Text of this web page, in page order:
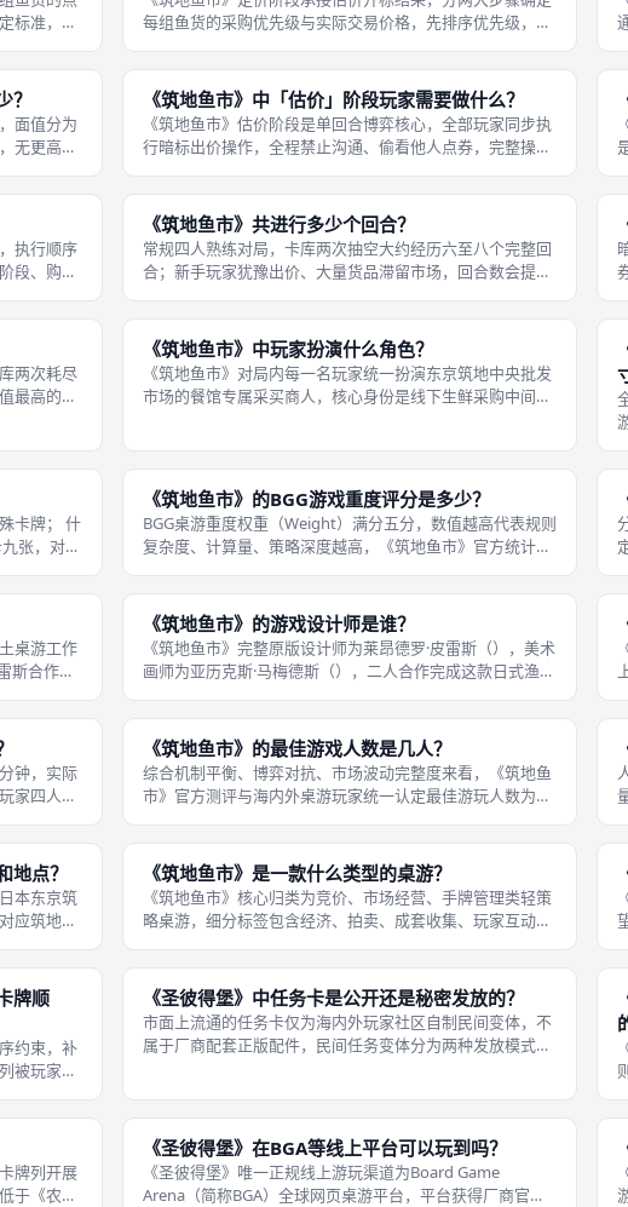
标准，依
组售价牌
每组鱼货的采购优先级与实际交易价格，先排序优先级，再
算。第二步核算实际交易现金价格：每组货品基础单价取自
市场行情板对应水产的当前分值，玩
？
面值分为
无更高基
面值九
《筑地鱼市》中「估价」阶段玩家需要做什么？
《筑地鱼市》估价阶段是单回合博弈核心，全部玩家同步执
行暗标出价操作，全程禁止沟通、偷看他人点券，完整操作
玩家观察上架完成后的各组鱼货品类、售价牌闹钟标识、当
前市场行情分值，结合自身剩余现金
执行顺序
段、购买
品卡堆抽
《筑地鱼市》共进行多少个回合？
常规四人熟练对局，卡库两次抽空大约经历六至八个完整回
合；新手玩家犹豫出价、大量货品滞留市场，回合数会提升
八至十回合区间。《筑地鱼市》没有固定强制回合数量，对
局结束判定规则不以固定轮次为标准
两次耗尽
最高的玩
《筑地鱼市》中玩家扮演什么角色？
《筑地鱼市》对局内每一名玩家统一扮演东京筑地中央批发
市场的餐馆专属采买商人，核心身份是线下生鲜采购中间
营区分，所有玩家互为竞争对手，不存
卡牌； 什
张，对局
号； 金
《筑地鱼市》的BGG游戏重度评分是多少？
BGG桌游重度权重（Weight）满分五分，数值越高代表规则
复杂度、计算量、策略深度越高，《筑地鱼市》官方统计重
解、操作难度极低。重度数值一点五代表游戏无复合联动机
制、无复杂资源连锁、无多维
桌游工作
斯合作创
正版代理
《筑地鱼市》的游戏设计师是谁？
《筑地鱼市》完整原版设计师为莱昂德罗·皮雷斯（），美术
画师为亚历克斯·马梅德斯（），二人合作完成这款日式渔市
知名度最高的量产桌游作品。设计师擅长轻量化经济博弈设
计，擅长用极简配件打造完整市
钟，实际
家四人完
程简短的
《筑地鱼市》的最佳游戏人数是几人？
综合机制平衡、博弈对抗、市场波动完整度来看，《筑地鱼
市》官方测评与海内外桌游玩家统一认定最佳游玩人数为四
富，也是成都桌游线下组局最推荐的人数。三人局缺少一组
对手，市场货量偏少，行情波动幅度有
地点？
本东京筑
应筑地市
是本作一
《筑地鱼市》是一款什么类型的桌游？
《筑地鱼市》核心归类为竞价、市场经营、手牌管理类轻策
略桌游，细分标签包含经济、拍卖、成套收集、玩家互动博
嘴炮桌游。在成都桌游玩家圈层中，它常被划分成「轻策拍
卖桌游」，定位介于纯欢乐毛线与重
牌顺
约束，补
被玩家买
生顺序决
《圣彼得堡》中任务卡是公开还是秘密发放的？
市面上流通的任务卡仅为海内外玩家社区自制民间变体，不
属于厂商配套正版配件，民间任务变体分为两种发放模式：
场共享统一目标，完成即可全体加分
牌列开展
于《农场
《圣彼得堡》在BGA等线上平台可以玩到吗？
《圣彼得堡》唯一正规线上游玩渠道为Board Game
Arena（简称BGA）全球网页桌游平台，平台获得厂商官方